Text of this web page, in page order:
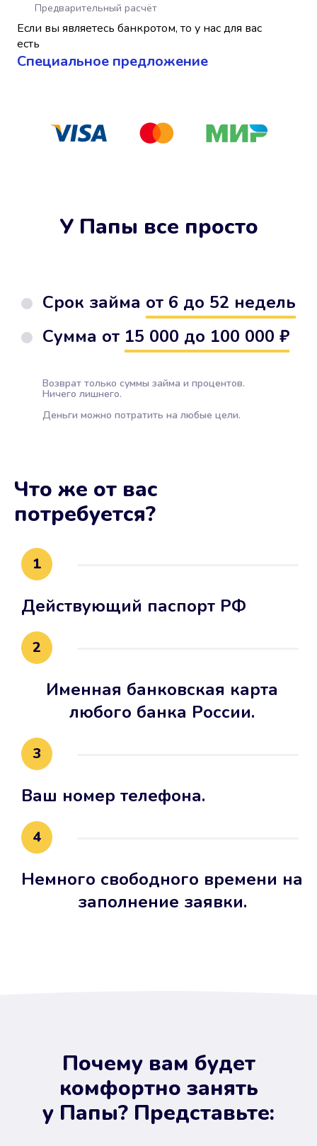
Если вы являетесь банкротом, то у нас для вас
есть
Cпециальное предложение
Предварительный расчёт
У Папы все просто
Срок займа от 6 до 52 недель
Сумма от 15 000 до 100 000 ₽
Возврат только суммы займа и процентов.
Ничего лишнего.
Деньги можно потратить на любые цели.
Что же от вас
потребуется?
1
Действующий паспорт РФ
2
Именная банковская карта
любого банка России.
3
Ваш номер телефона.
4
Немного свободного времени на
заполнение заявки.
Почему вам будет
комфортно занять
у Папы? Представьте: